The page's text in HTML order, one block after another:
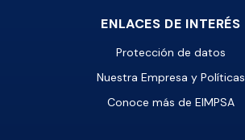
ENLACES DE INTERÉS
Protección de datos
Nuestra Empresa y Políticas
Conoce más de EIMPSA